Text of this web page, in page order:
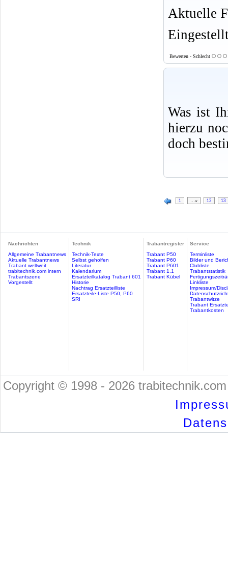
Aktuelle
Bewerten - Schlecht
Was ist
hierzu
doch
1 12 13
Nachrichten
Allgemeine Trabantnews
Aktuelle Trabantnews
Trabant weltweit
trabitechnik.com intern
Trabantszene
Vorgestellt
Technik
Technik-Texte
Selbst geholfen
Literatur
Kalendarium
Ersatzteilkatalog Trabant 601
Historie
Nachtrag Ersatzteilliste
Ersatzteile-Liste P50, P60
SRI
Trabantregister
Trabant P50
Trabant P60
Trabant P601
Trabant 1.1
Trabant Kübel
Service
Terminliste
Bilder und
Clubliste
Trabantstatistik
Linkliste
Impressum/
Trabantwitze
Trabant
Trabantkosten
Copyright © 1998 - 2026